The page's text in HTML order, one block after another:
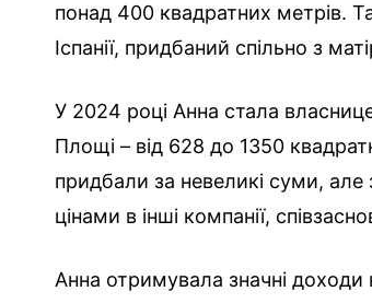
понад 400 квадратних метрів.
Іспанії, придбаний спільно з
У 2024 році Анна стала
Площі – від 628 до 1350
придбали за невеликі суми,
цінами в інші компанії,
Анна отримувала значні доходи